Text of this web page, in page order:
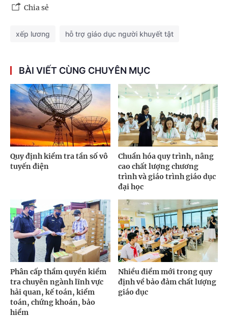
Chia sẻ
xếp lương hỗ trợ giáo dục người khuyết tật
BÀI VIẾT CÙNG CHUYÊN MỤC
Quy định kiểm tra tần số vô
tuyến điện
Chuẩn hóa quy trình, nâng
cao chất lượng chương
trình và giáo trình giáo dục
đại học
Phân cấp thẩm quyền kiểm
tra chuyên ngành lĩnh vực
hải quan, kế toán, kiểm
toán, chứng khoán, bảo
hiểm
Nhiều điểm mới trong quy
định về bảo đảm chất lượng
giáo dục